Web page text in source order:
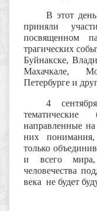
В этот
приняли
посвященном
трагических
Буйнакске,
Махачкале,
Петербурге и
4
направленные
них
только
и всего мира,
человечества
века не будет